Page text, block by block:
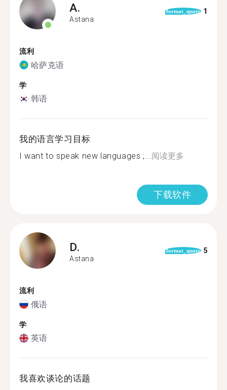
A.
Astana
format_quote 1
流利
哈萨克语
学
韩语
我的语言学习目标
I want to speak new languages ;...阅读更多
下载软件
D.
Astana
format_quote 5
流利
俄语
学
英语
我喜欢谈论的话题